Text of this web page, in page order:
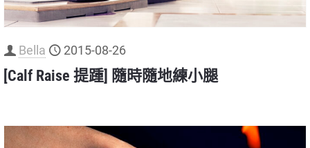
Bella 2015-08-26
[Calf Raise 提踵] 隨時隨地練小腿